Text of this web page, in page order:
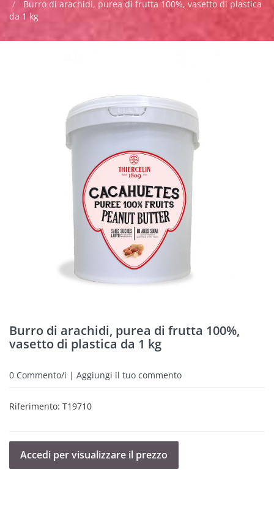
Burro di arachidi, purea di frutta 100%, vasetto di plastica
da 1 kg
Burro di arachidi, purea di frutta 100%,
vasetto di plastica da 1 kg
0 Commento/i | Aggiungi il tuo commento
Riferimento: T19710
Accedi per visualizzare il prezzo